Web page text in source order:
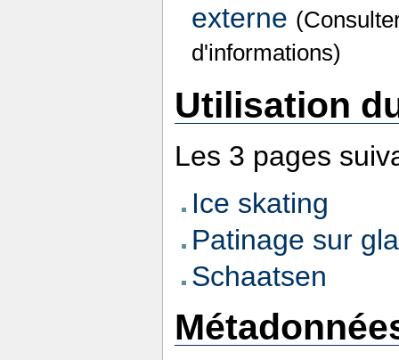
externe
d'informations)
Utilisation
Les 3 pages
Ice skating
Patinage sur
Schaatsen